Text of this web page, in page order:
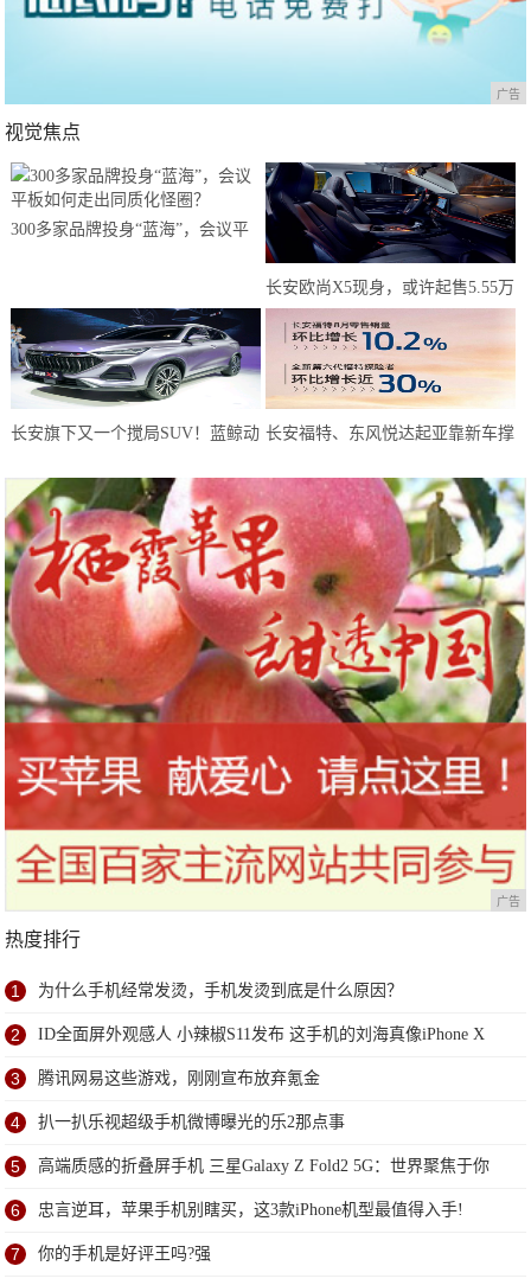
广告
视觉焦点
300多家品牌投身“蓝海”，会议平
长安欧尚X5现身，或许起售5.55万
元？年轻人有了新选择
长安旗下又一个搅局SUV！蓝鲸动 长安福特、东风悦达起亚靠新车撑
广告
热度排行
1 为什么手机经常发烫，手机发烫到底是什么原因？
2 ID全面屏外观感人 小辣椒S11发布 这手机的刘海真像iPhone X
3 腾讯网易这些游戏，刚刚宣布放弃氪金
4 扒一扒乐视超级手机微博曝光的乐2那点事
5 高端质感的折叠屏手机 三星Galaxy Z Fold2 5G：世界聚焦于你
6 忠言逆耳，苹果手机别瞎买，这3款iPhone机型最值得入手!
7 你的手机是好评王吗?强